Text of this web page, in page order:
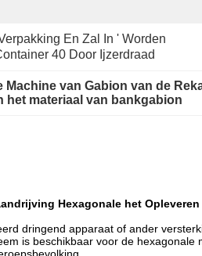
En Zal In ' Worden
40 Door Ijzerdraad
Machine van Gabion van de
het materiaal van bankgabion
Hexagonale het Opleveren
dringend apparaat of ander
is beschikbaar voor de hexagonale